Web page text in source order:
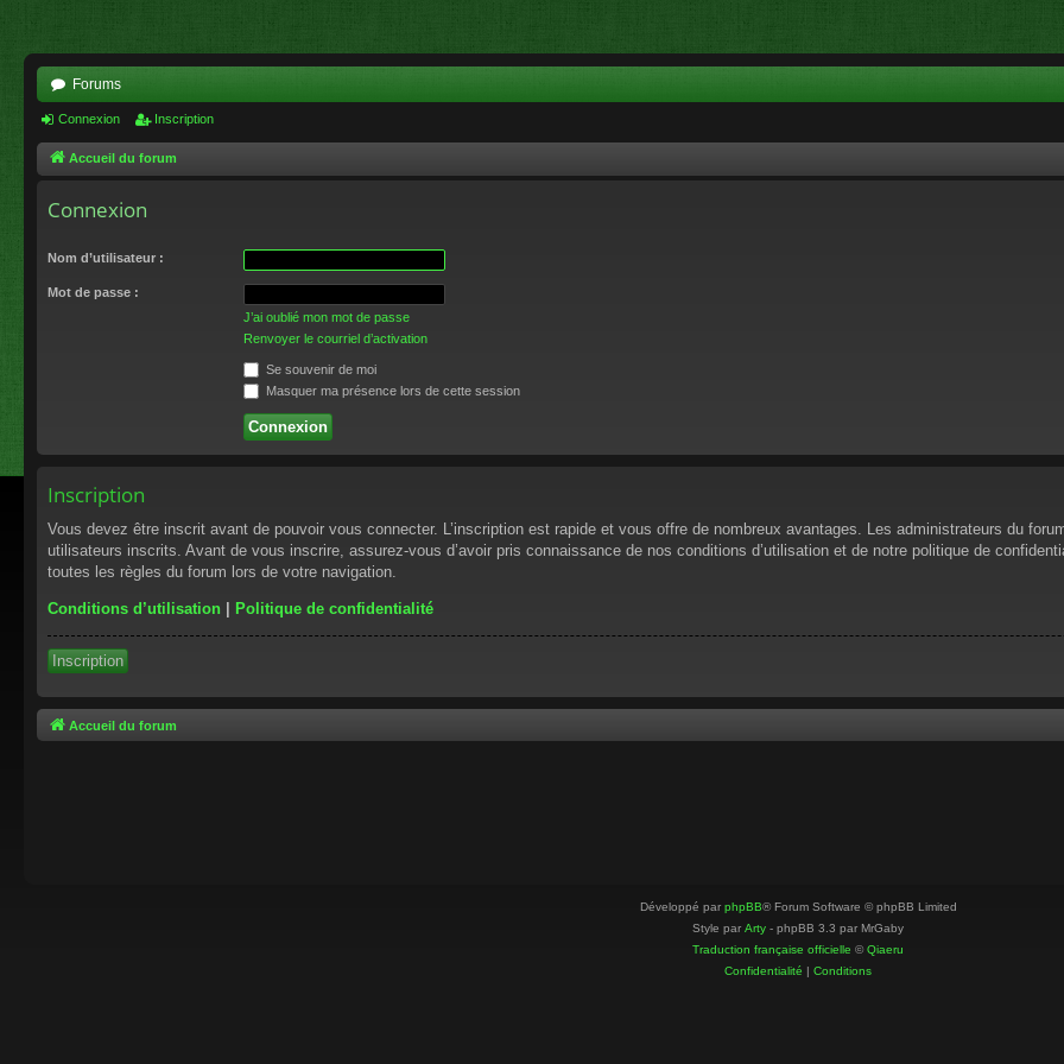
Forums
Connexion Inscription
Accueil du forum
Connexion
Nom d’utilisateur :
Mot de passe :
J’ai oublié mon mot de passe
Renvoyer le courriel d’activation
Se souvenir de moi
Masquer ma présence lors de cette session
Inscription
Vous devez être inscrit avant de pouvoir vous connecter. L’inscription est rapide et vous offre de nombreux avantages. Les administrateurs du
utilisateurs inscrits. Avant de vous inscrire, assurez-vous d’avoir pris connaissance de nos conditions d’utilisation et de notre politique de
toutes les règles du forum lors de votre navigation.
Conditions d’utilisation | Politique de confidentialité
Inscription
Accueil du forum
Développé par phpBB® Forum Software © phpBB Limited
Style par Arty - phpBB 3.3 par MrGaby
Traduction française officielle ©Qiaeru
Confidentialité | Conditions